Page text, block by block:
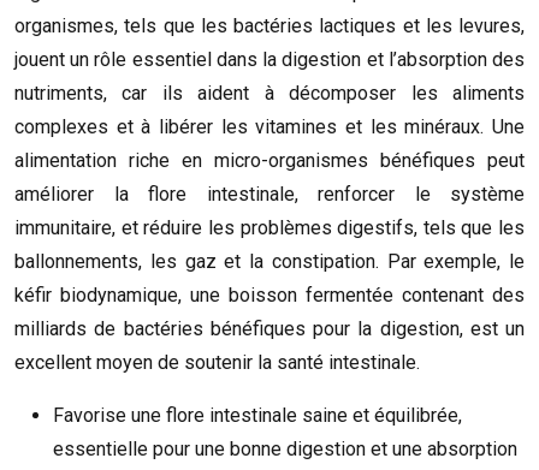
organismes, tels que les bactéries lactiques et les levures,
jouent un rôle essentiel dans la digestion et l’absorption des
nutriments, car ils aident à décomposer les aliments
complexes et à libérer les vitamines et les minéraux. Une
alimentation riche en micro-organismes bénéfiques peut
améliorer la flore intestinale, renforcer le système
immunitaire, et réduire les problèmes digestifs, tels que les
ballonnements, les gaz et la constipation. Par exemple, le
kéfir biodynamique, une boisson fermentée contenant des
milliards de bactéries bénéfiques pour la digestion, est un
excellent moyen de soutenir la santé intestinale.
Favorise une flore intestinale saine et équilibrée,
essentielle pour une bonne digestion et une absorption